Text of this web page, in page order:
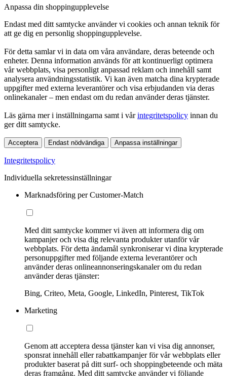
Anpassa din shoppingupplevelse
Endast med ditt samtycke använder vi cookies och annan teknik för
att ge dig en personlig shoppingupplevelse.
För detta samlar vi in data om våra användare, deras beteende och
enheter. Denna information används för att kontinuerligt optimera
vår webbplats, visa personligt anpassad reklam och innehåll samt
analysera användningsstatistik. Vi kan även matcha dina krypterade
uppgifter med externa leverantörer och visa erbjudanden via deras
onlinekanaler – men endast om du redan använder deras tjänster.
Läs gärna mer i inställningarna samt i vårintegritetspolicy innan du
ger ditt samtycke.
Acceptera Endast nödvändiga Anpassa inställningar
Integritetspolicy
Individuella sekretessinställningar
Marknadsföring per Customer-Match
Med ditt samtycke kommer vi även att informera dig om
kampanjer och visa dig relevanta produkter utanför vår
webbplats. För detta ändamål synkroniserar vi dina krypterade
personuppgifter med följande externa leverantörer och
använder deras onlineannonseringskanaler om du redan
använder deras tjänster:
Bing, Criteo, Meta, Google, LinkedIn, Pinterest, TikTok
Marketing
Genom att acceptera dessa tjänster kan vi visa dig annonser,
sponsrat innehåll eller rabattkampanjer för vår webbplats eller
produkter baserat på ditt surf- och shoppingbeteende och mäta
deras framgång. Med ditt samtycke använder vi följande